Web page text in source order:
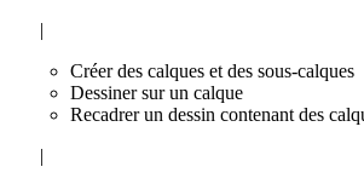
|
Créer des calques et des sous-calques
Dessiner sur un calque
Recadrer un dessin contenant des
|